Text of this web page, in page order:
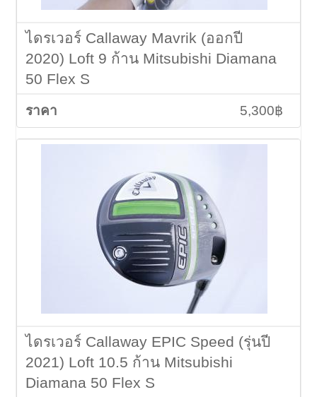
ไดรเวอร์ Callaway Mavrik (ออกปี
2020) Loft 9 ก้าน Mitsubishi Diamana
50 Flex S
5,300฿
ไดรเวอร์ Callaway EPIC Speed (รุ่นปี
2021) Loft 10.5 ก้าน Mitsubishi
Diamana 50 Flex S